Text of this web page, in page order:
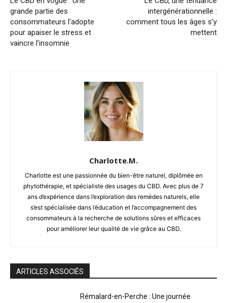
grande partie des
consommateurs l’adopte
pour apaiser le stress et
vaincre l’insomnie
intergénérationnelle :
comment tous les âges s’y
mettent
Charlotte.M.
Charlotte est une passionnée du bien-être naturel, diplômée en
phytothérapie, et spécialiste des usages du CBD. Avec plus de 7
ans d’expérience dans l’exploration des remèdes naturels, elle
s’est spécialisée dans l’éducation et l’accompagnement des
consommateurs à la recherche de solutions sûres et efficaces
pour améliorer leur qualité de vie grâce au CBD.
ARTICLES ASSOCIÉS
Rémalard-en-Perche : Une journée